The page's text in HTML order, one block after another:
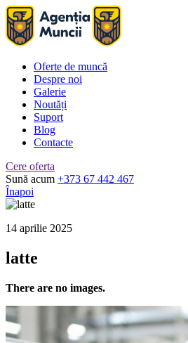
Oferte de muncă
Despre noi
Galerie
Noutăți
Suport
Blog
Contacte
Cere oferta
Sună acum +373 67 442 467
Înapoi
14 aprilie 2025
latte
There are no images.